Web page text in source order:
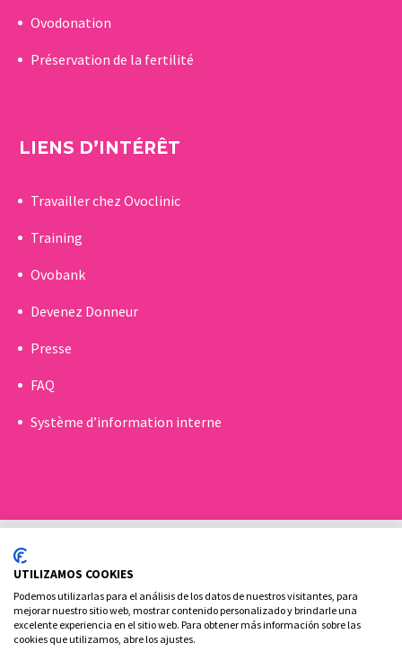
Ovodonation
Préservation de la fertilité
LIENS D’INTÉRÊT
Travailler chez Ovoclinic
Training
Ovobank
Devenez Donneur
Presse
FAQ
Système d’information interne
Politique de Cookies
Politique de confidentialité
UTILIZAMOS COOKIES
Podemos utilizarlas para el análisis de los datos de nuestros visitantes, para
mejorar nuestro sitio web, mostrar contenido personalizado y brindarle una
excelente experiencia en el sitio web. Para obtener más información sobre las
cookies que utilizamos, abre los ajustes.